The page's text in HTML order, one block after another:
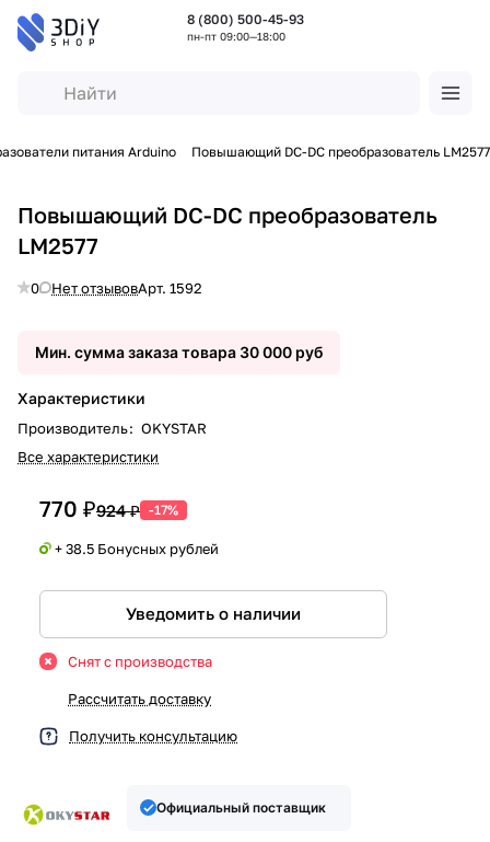
8 (800) 500-45-93
пн-пт 09:00—18:00
питания Arduino Повышающий DC-DC преобразователь LM2577
Повышающий DC-DC преобразователь
LM2577
0 Нет отзывовАрт. 1592
Мин. сумма заказа товара 30 000 руб
Характеристики
Производитель: OKYSTAR
Все характеристики
770 ₽924 ₽ -17%
+ 38.5 Бонусных рублей
Уведомить о наличии
Снят с производства
Рассчитать доставку
Получить консультацию
Официальный поставщик